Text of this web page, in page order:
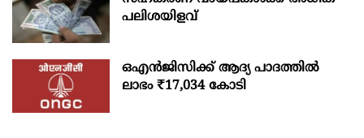
പലിശയിളവ്
ഒഎന്‍ജിസിക്ക് ആദ്യ പാദത്തില്‍
ലാഭം ₹17,034 കോടി